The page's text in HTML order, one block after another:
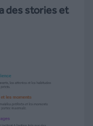
des stories et